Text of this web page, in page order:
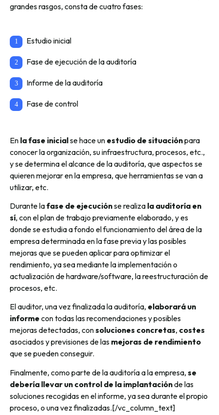
grandes rasgos, consta de cuatro fases:
Estudio inicial
Fase de ejecución de la auditoría
Informe de la auditoría
Fase de control
En la fase inicialse hace un estudio de situaciónpara
conocer la organización, su infraestructura, procesos, etc.,
y se determina el alcance de la auditoría, que aspectos se
quieren mejorar en la empresa, que herramientas se van a
utilizar, etc.
Durante lafase de ejecuciónse realiza la auditoría en
sí, con el plan de trabajo previamente elaborado, y es
donde se estudia a fondo el funcionamiento del área de la
empresa determinada en la fase previa y las posibles
mejoras que se pueden aplicar para optimizar el
rendimiento, ya sea mediante la implementación o
actualización de hardware/software, la reestructuración de
procesos, etc.
El auditor, una vez finalizada la auditoría, elaborará un
informe con todas las recomendaciones y posibles
mejoras detectadas, consoluciones concretas, costes
asociados y previsiones de las mejoras de rendimiento
que se pueden conseguir.
Finalmente, como parte de la auditoría a la empresa, se
debería llevar un control de la implantaciónde las
soluciones recogidas en el informe, ya sea durante el propio
proceso, o una vez finalizadas.[/vc_column_text]